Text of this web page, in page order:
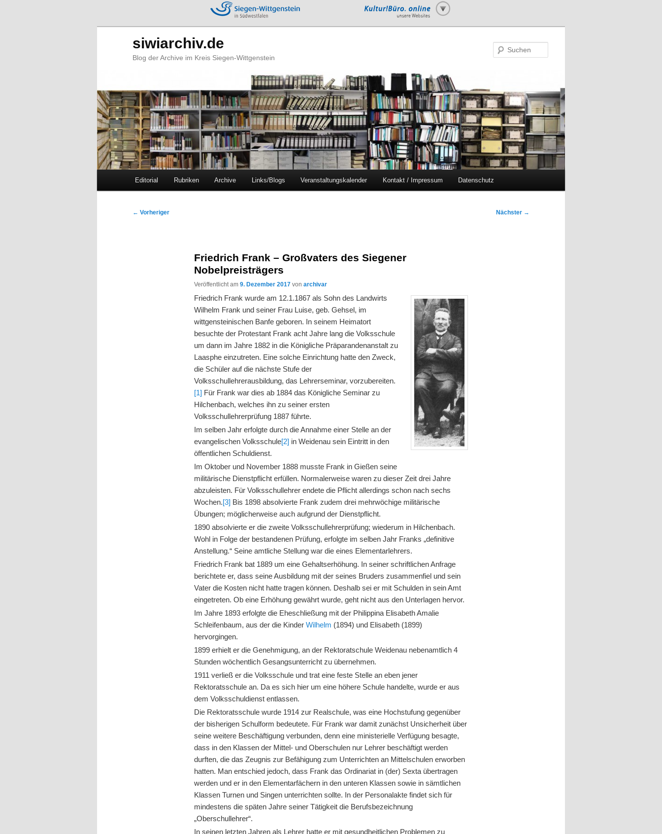
siwiarchiv.de
Blog der Archive im Kreis Siegen-Wittgenstein
Zum
Zum
Editorial Rubriken Archive Links/Blogs Veranstaltungskalender Kontakt / Impressum Datenschutz
Beitragsnavigation
← Vorheriger Nächster →
Friedrich Frank – Großvaters des Siegener
Nobelpreisträgers
Veröffentlicht am9. Dezember 2017 vonarchivar
Friedrich Frank wurde am 12.1.1867 als Sohn des Landwirts
Wilhelm Frank und seiner Frau Luise, geb. Gehsel, im
wittgensteinischen Banfe geboren. In seinem Heimatort
besuchte der Protestant Frank acht Jahre lang die Volksschule
um dann im Jahre 1882 in die Königliche Präparandenanstalt zu
Laasphe einzutreten. Eine solche Einrichtung hatte den Zweck,
die Schüler auf die nächste Stufe der
Volksschullehrerausbildung, das Lehrerseminar, vorzubereiten.
[1] Für Frank war dies ab 1884 das Königliche Seminar zu
Hilchenbach, welches ihn zu seiner ersten
Volksschullehrerprüfung 1887 führte.
Im selben Jahr erfolgte durch die Annahme einer Stelle an der
evangelischen Volksschule[2] in Weidenau sein Eintritt in den
öffentlichen Schuldienst.
Im Oktober und November 1888 musste Frank in Gießen seine
militärische Dienstpflicht erfüllen. Normalerweise waren zu dieser Zeit drei Jahre
abzuleisten. Für Volksschullehrer endete die Pflicht allerdings schon nach sechs
Wochen.[3] Bis 1898 absolvierte Frank zudem drei mehrwöchige militärische
Übungen; möglicherweise auch aufgrund der Dienstpflicht.
1890 absolvierte er die zweite Volksschullehrerprüfung; wiederum in Hilchenbach.
Wohl in Folge der bestandenen Prüfung, erfolgte im selben Jahr Franks „definitive
Anstellung.“ Seine amtliche Stellung war die eines Elementarlehrers.
Friedrich Frank bat 1889 um eine Gehaltserhöhung. In seiner schriftlichen Anfrage
berichtete er, dass seine Ausbildung mit der seines Bruders zusammenfiel und sein
Vater die Kosten nicht hatte tragen können. Deshalb sei er mit Schulden in sein Amt
eingetreten. Ob eine Erhöhung gewährt wurde, geht nicht aus den Unterlagen hervor.
Im Jahre 1893 erfolgte die Eheschließung mit der Philippina Elisabeth Amalie
Schleifenbaum, aus der die KinderWilhelm (1894) und Elisabeth (1899)
hervorgingen.
1899 erhielt er die Genehmigung, an der Rektoratschule Weidenau nebenamtlich 4
Stunden wöchentlich Gesangsunterricht zu übernehmen.
1911 verließ er die Volksschule und trat eine feste Stelle an eben jener
Rektoratsschule an. Da es sich hier um eine höhere Schule handelte, wurde er aus
dem Volksschuldienst entlassen.
Die Rektoratsschule wurde 1914 zur Realschule, was eine Hochstufung gegenüber
der bisherigen Schulform bedeutete. Für Frank war damit zunächst Unsicherheit über
seine weitere Beschäftigung verbunden, denn eine ministerielle Verfügung besagte,
dass in den Klassen der Mittel- und Oberschulen nur Lehrer beschäftigt werden
durften, die das Zeugnis zur Befähigung zum Unterrichten an Mittelschulen erworben
hatten. Man entschied jedoch, dass Frank das Ordinariat in (der) Sexta übertragen
werden und er in den Elementarfächern in den unteren Klassen sowie in sämtlichen
Klassen Turnen und Singen unterrichten sollte. In der Personalakte findet sich für
mindestens die späten Jahre seiner Tätigkeit die Berufsbezeichnung
„Oberschullehrer“.
In seinen letzten Jahren als Lehrer hatte er mit gesundheitlichen Problemen zu